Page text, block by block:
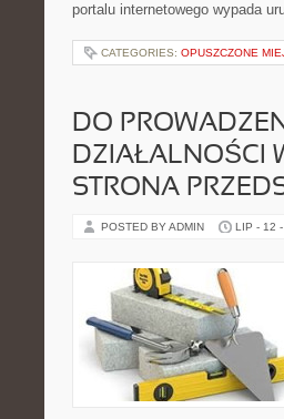
portalu internetowego wypada
CATEGORIES: OPUSZCZONE
DO
DZIAŁALNOŚCI
STRONA
POSTED BY ADMIN LIP - 12